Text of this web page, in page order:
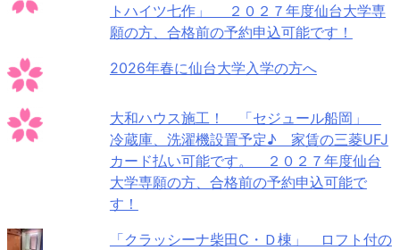
トハイツ七作」 ２０２７年度仙台大学専
願の方、合格前の予約申込可能です！
2026年春に仙台大学入学の方へ
大和ハウス施工！ 「セジュール船岡」
冷蔵庫、洗濯機設置予定♪ 家賃の三菱UFJ
カード払い可能です。 ２０２７年度仙台
大学専願の方、合格前の予約申込可能で
す！
「クラッシーナ柴田C・Ｄ棟」 ロフト付の